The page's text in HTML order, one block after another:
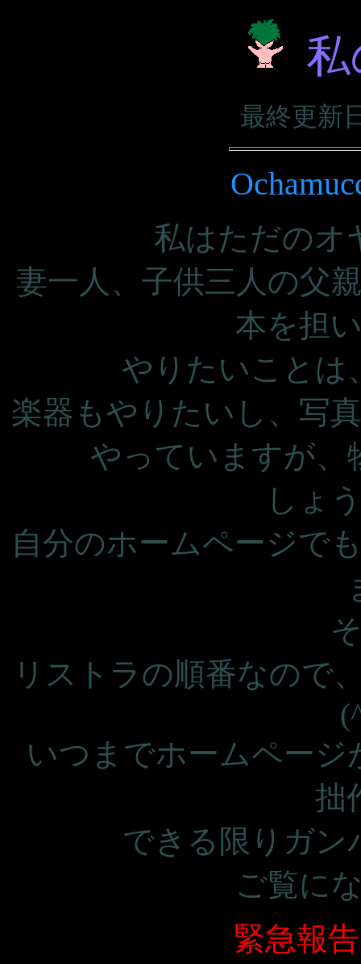
最終更新
私はただのオ
妻一人、子供三人の父
本を担
やりたいことは
楽器もやりたいし、写
やっていますが、
しょ
自分のホームページで
リストラの順番なので
いつまでホームペー
拙
できる限りガン
ご覧に
緊急報